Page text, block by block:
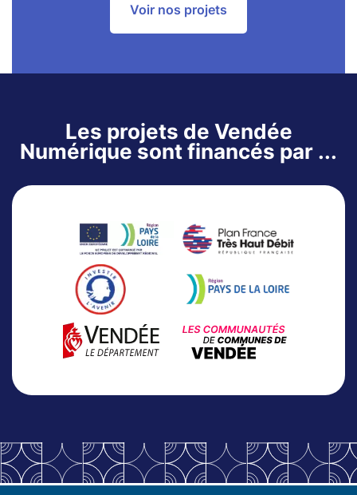
Voir nos projets
Les projets de Vendée
Numérique sont financés par ...